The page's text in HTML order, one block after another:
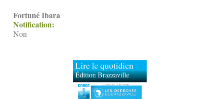
Fortuné Ibara
Notification:
Non
Lire le quotidien
Édition Brazzaville
Édition Kinshasa